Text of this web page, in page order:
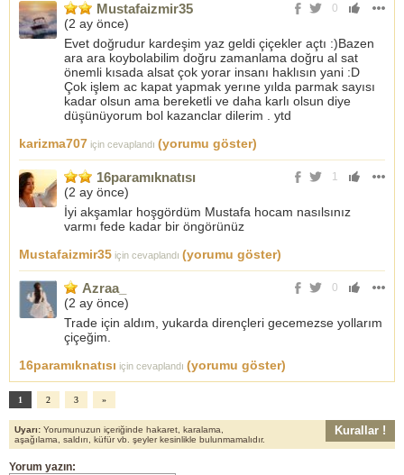
0
Mustafaizmir35
(2 ay önce)
Evet doğrudur kardeşim yaz geldi çiçekler açtı :)Bazen
ara ara koybolabilim doğru zamanlama doğru al sat
önemli kısada alsat çok yorar insanı haklısın yani :D
Çok işlem ac kapat yapmak yerıne yılda parmak sayısı
kadar olsun ama bereketli ve daha karlı olsun diye
düşünüyorum bol kazanclar dilerim . ytd
karizma707 için cevaplandı (yorumu göster)
1
16paramıknatısı
(2 ay önce)
İyi akşamlar hoşgördüm Mustafa hocam nasılsınız
varmı fede kadar bir öngörünüz
Mustafaizmir35 için cevaplandı (yorumu göster)
0
Azraa_
(2 ay önce)
Trade için aldım, yukarda dirençleri gecemezse yollarım
çiçeğim.
16paramıknatısı için cevaplandı (yorumu göster)
1 2 3 »
Uyarı: Yorumunuzun içeriğinde hakaret, karalama,
aşağılama, saldırı, küfür vb. şeyler kesinlikle bulunmamalıdır.
Kurallar !
Yorum yazın: